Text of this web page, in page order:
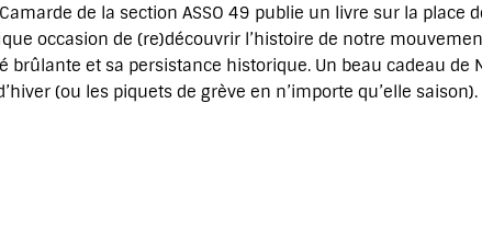
de la section ASSO 49 publie un livre sur la place
occasion de (re)découvrir l’histoire de notre
brûlante et sa persistance historique. Un beau cadeau de
(ou les piquets de grève en n’importe qu’elle saison).
les syndicats SUD : la place des femmes et des